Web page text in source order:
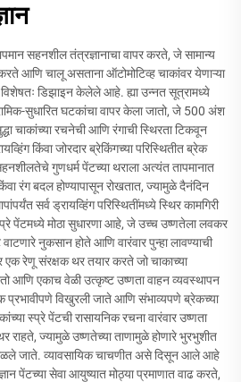
सहनशील तंत्रज्ञानाचा वापर करते, जे सामान्य
आणि चालू असताना ऑटोमोटिव्ह चाकांवर येणाऱ्या
विशेषतः डिझाइन केलेले आहे. ह्या उन्नत सूत्रामध्ये
सुधारित घटकांचा वापर केला जातो, जे 500 अंश
चाकांच्या रचनेची आणि रंगाची स्थिरता टिकवून
किंवा जोरदार ब्रेकिंगच्या परिस्थितीत ब्रेक
गुणधर्म पेंटच्या थराला अत्यंत तापमानात
रंग बदल होण्यापासून रोखतात, ज्यामुळे दैनंदिन
सर्व ड्रायव्हिंग परिस्थितींमध्ये स्थिर कामगिरी
पेंटमध्ये मोठा सुधारणा आहे, जे उच्च उष्णतेला लवकर
नुकसान होते आणि वारंवार पुन्हा लावण्याची
रेणू संरक्षक थर तयार करते जो चाकाच्या
आणि एकाच वेळी उत्कृष्ट उष्णता वाहन व्यवस्थापन
प्रभावीपणे विखुरली जाते आणि संभाव्यपणे ब्रेकच्या
स्प्रे पेंटची रासायनिक रचना वारंवार उष्णता
राहते, ज्यामुळे उष्णतेच्या ताणामुळे होणारे भुरभुशीत
जाते. व्यावसायिक चाचणीत असे दिसून आले आहे
पेंटच्या सेवा आयुष्यात मोठ्या प्रमाणात वाढ करते,